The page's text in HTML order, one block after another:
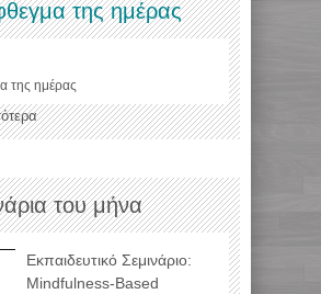
της ημέρας
της ημέρας
του μήνα
Εκπαιδευτικό Σεμινάριο:
Mindfulness-Based